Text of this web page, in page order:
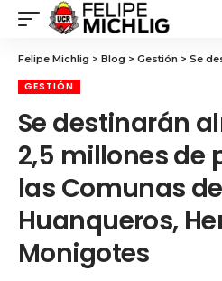
Felipe Michlig > Blog > Gestión > Se destinarán
GESTIÓN
Se destinarán
2,5 millones de
las Comunas de
Huanqueros,
Monigotes